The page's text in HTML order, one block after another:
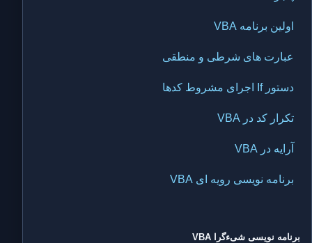
اولین برنامه VBA
عبارت های شرطی و منطقی
دستور If اجرای مشروط کدها
تکرار کد در VBA
آرایه در VBA
برنامه نویسی رویه ای VBA
برنامه نویسی شیءگرا VBA